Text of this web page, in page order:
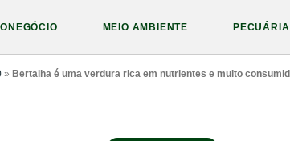
MEIO AMBIENTE PECUÁRIA
» Bertalha é uma verdura rica em nutrientes e muito